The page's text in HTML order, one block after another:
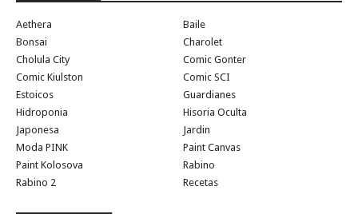
Aethera
Baile
Bonsai
Charolet
Cholula City
Comic Gonter
Comic Kiulston
Comic SCI
Estoicos
Guardianes
Hidroponia
Hisoria Oculta
Japonesa
Jardin
Moda PINK
Paint Canvas
Paint Kolosova
Rabino
Rabino 2
Recetas